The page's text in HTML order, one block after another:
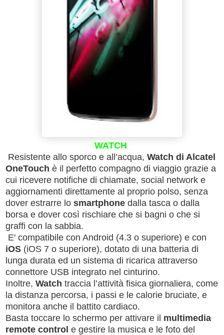
WATCH
Resistente allo sporco e all’acqua, Watch di Alcatel
OneTouch è il perfetto compagno di viaggio grazie a
cui ricevere notifiche di chiamate, social network e
aggiornamenti direttamente al proprio polso, senza
dover estrarre lo smartphone dalla tasca o dalla
borsa e dover così rischiare che si bagni o che si
graffi con la sabbia.
E' compatibile con Android (4.3 o superiore) e con
iOS (iOS 7 o superiore), dotato di una batteria di
lunga durata ed un sistema di ricarica attraverso
connettore USB integrato nel cinturino.
Inoltre, Watch traccia l’attività fisica giornaliera, come
la distanza percorsa, i passi e le calorie bruciate, e
monitora anche il battito cardiaco.
Basta toccare lo schermo per attivare il multimedia
remote control e gestire la musica e le foto del